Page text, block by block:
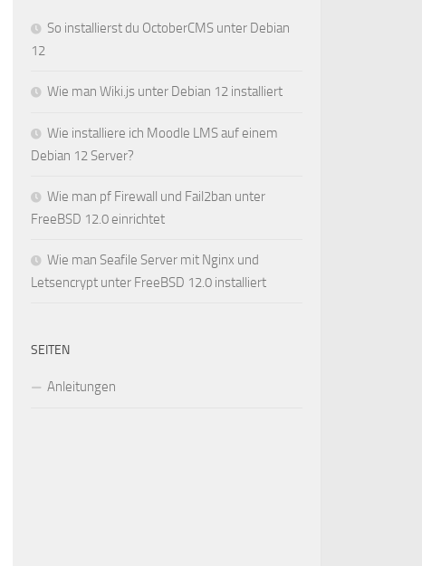
So installierst du OctoberCMS unter Debian
12
Wie man Wiki.js unter Debian 12 installiert
Wie installiere ich Moodle LMS auf einem
Debian 12 Server?
Wie man pf Firewall und Fail2ban unter
FreeBSD 12.0 einrichtet
Wie man Seafile Server mit Nginx und
Letsencrypt unter FreeBSD 12.0 installiert
SEITEN
Anleitungen